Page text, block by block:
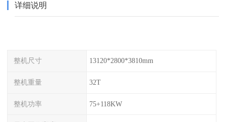
详细说明
整机尺寸 13120*2800*3810mm
整机重量 32T
整机功率 75+118KW